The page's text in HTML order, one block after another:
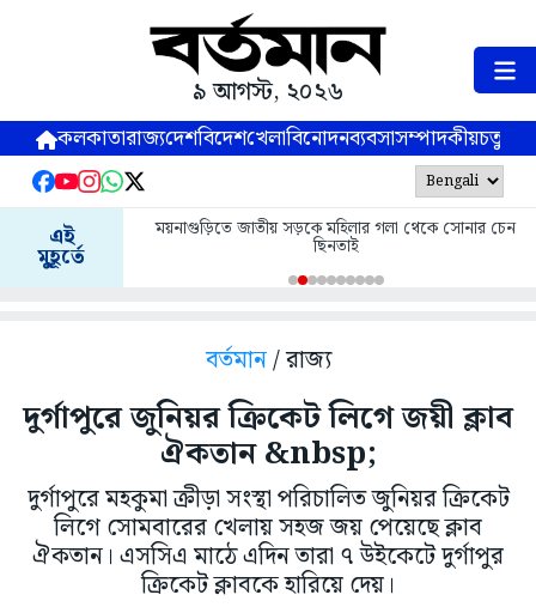
৯ আগস্ট, ২০২৬
কলকাতারাজ্যদেশবিদেশখেলাবিনোদনব্যবসাসম্পাদকীয়
এই
মুহূর্তে
ময়নাগুড়িতে জাতীয় সড়কে মহিলার গলা থেকে সোনার চেন
ছিনতাই
বর্তমান/ রাজ্য
দুর্গাপুরে জুনিয়র ক্রিকেট লিগে জয়ী ক্লাব
ঐকতান &nbsp;
দুর্গাপুরে মহকুমা ক্রীড়া সংস্থা পরিচালিত জুনিয়র ক্রিকেট
লিগে সোমবারের খেলায় সহজ জয় পেয়েছে ক্লাব
ঐকতান। এসসিএ মাঠে এদিন তারা ৭ উইকেটে দুর্গাপুর
ক্রিকেট ক্লাবকে হারিয়ে দেয়।